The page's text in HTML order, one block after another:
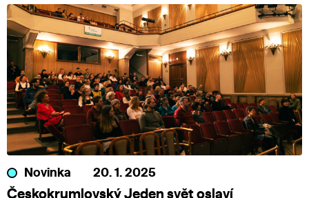
Novinka 20. 1. 2025
Českokrumlovský Jeden svět oslaví